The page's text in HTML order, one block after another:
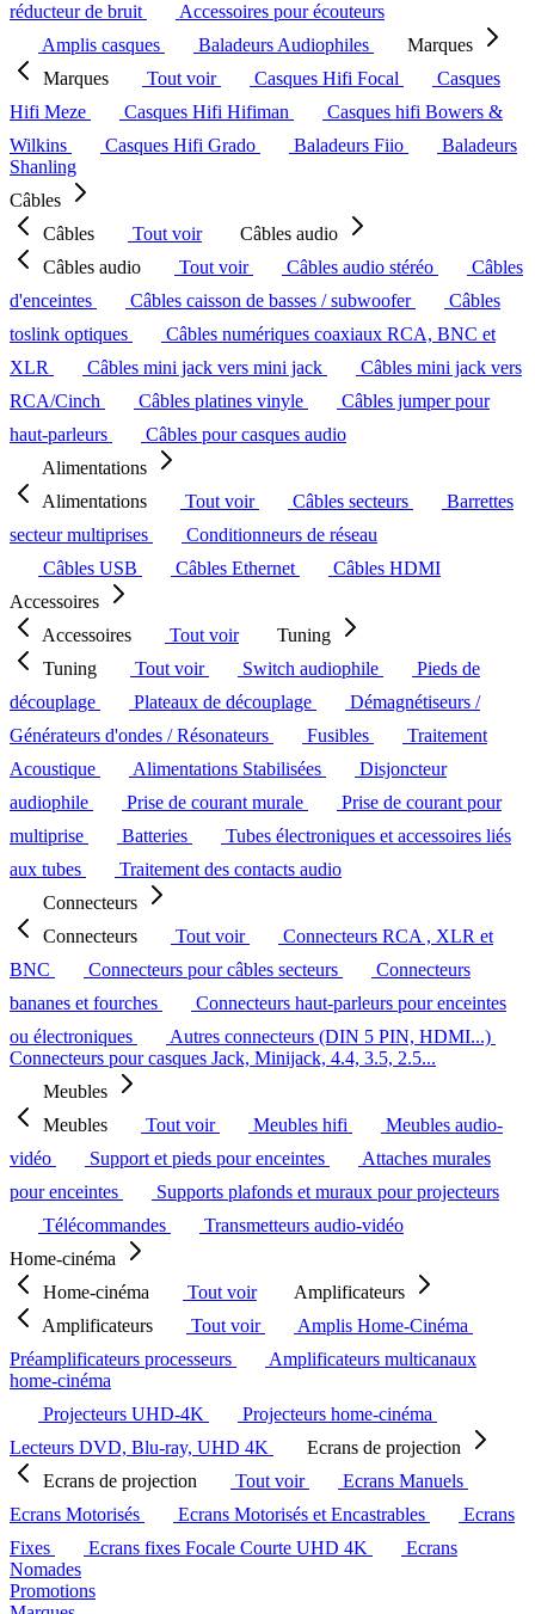
réducteur de bruit
Accessoires pour écouteurs
Amplis casques
Baladeurs Audiophiles
Marques
Marques
Tout voir Casques Hifi Focal
Casques
Hifi Meze
Casques Hifi Hifiman
Casques hifi Bowers &
Wilkins
Casques Hifi Grado Baladeurs Fiio
Baladeurs
Shanling
Câbles
Câbles
Tout voir
Câbles audio
Câbles audio
Tout voir Câbles audio stéréo
Câbles
d'enceintes
Câbles caisson de basses / subwoofer
Câbles
toslink optiques
Câbles numériques coaxiaux RCA, BNC et
XLR
Câbles mini jack vers mini jack
Câbles mini jack vers
RCA/Cinch
Câbles platines vinyle
Câbles jumper pour
haut-parleurs
Câbles pour casques audio
Alimentations
Alimentations
Tout voir Câbles secteurs
Barrettes
secteur multiprises
Conditionneurs de réseau
Câbles USB
Câbles Ethernet
Câbles HDMI
Accessoires
Accessoires
Tout voir
Tuning
Tuning
Tout voir Switch audiophile
Pieds de
découplage
Plateaux de découplage
Démagnétiseurs /
Générateurs d'ondes / Résonateurs
Fusibles
Traitement
Acoustique
Alimentations Stabilisées
Disjoncteur
audiophile
Prise de courant murale
Prise de courant pour
multiprise
Batteries
Tubes électroniques et accessoires liés
aux tubes
Traitement des contacts audio
Connecteurs
Connecteurs
Tout voir
Connecteurs RCA , XLR et
BNC
Connecteurs pour câbles secteurs
Connecteurs
bananes et fourches
Connecteurs haut-parleurs pour enceintes
ou électroniques
Autres connecteurs (DIN 5 PIN, HDMI...)
Connecteurs pour casques Jack, Minijack, 4.4, 3.5, 2.5...
Meubles
Meubles
Tout voir Meubles hifi
Meubles audio-
vidéo
Support et pieds pour enceintes
Attaches murales
pour enceintes
Supports plafonds et muraux pour projecteurs
Télécommandes
Transmetteurs audio-vidéo
Home-cinéma
Home-cinéma
Tout voir
Amplificateurs
Amplificateurs
Tout voir
Amplis Home-Cinéma
Préamplificateurs processeurs
Amplificateurs multicanaux
home-cinéma
Projecteurs UHD-4K
Projecteurs home-cinéma
Lecteurs DVD, Blu-ray, UHD 4K
Ecrans de projection
Ecrans de projection
Tout voir
Ecrans Manuels
Ecrans Motorisés
Ecrans Motorisés et Encastrables
Ecrans
Fixes
Ecrans fixes Focale Courte UHD 4K
Ecrans
Nomades
Promotions